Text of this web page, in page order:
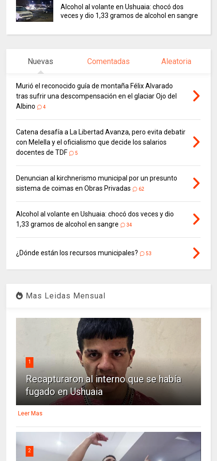
Alcohol al volante en Ushuaia: chocó dos
veces y dio 1,33 gramos de alcohol en sangre
Nuevas Comentadas Aleatoria
Murió el reconocido guía de montaña Félix Alvarado
tras sufrir una descompensación en el glaciar Ojo del
Albino
4
Catena desafía a La Libertad Avanza, pero evita debatir
con Melella y el oficialismo que decide los salarios
docentes de TDF
5
Denuncian al kirchnerismo municipal por un presunto
sistema de coimas en Obras Privadas
62
Alcohol al volante en Ushuaia: chocó dos veces y dio
1,33 gramos de alcohol en sangre
34
¿Dónde están los recursos municipales? 53
Mas Leidas Mensual
1
Recapturaron al interno que se había
fugado en Ushuaia
Leer Mas
2